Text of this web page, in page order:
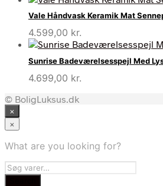
Vale Håndvask Keramik Mat
4.599,00 kr.
Sunrise Badeværelsesspejl Med
4.699,00 kr.
© BoligLuksus.dk
×
×
What are you looking for?